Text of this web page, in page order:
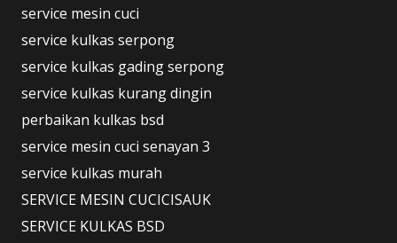
service mesin cuci
service kulkas serpong
service kulkas gading serpong
service kulkas kurang dingin
perbaikan kulkas bsd
service mesin cuci senayan 3
service kulkas murah
SERVICE MESIN CUCICISAUK
SERVICE KULKAS BSD